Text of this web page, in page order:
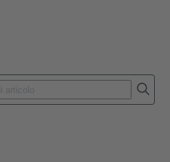
Accessori